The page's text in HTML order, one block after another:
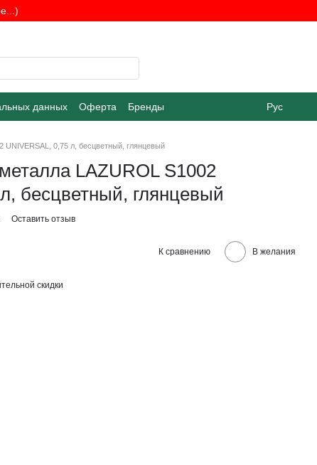
данных Оферта Бренды Рус
UNIVERSAL, 0,75 л, бесцветный, глянцевый
LAZUROL S1002
бесцветный, глянцевый
Оставить отзыв
К сравнению В желания
скидки